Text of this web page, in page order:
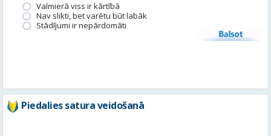
Valmierā viss ir kārtībā
Nav slikti, bet varētu būt labāk
Stādījumi ir nepārdomāti
Balsot
Piedalies satura veidošanā